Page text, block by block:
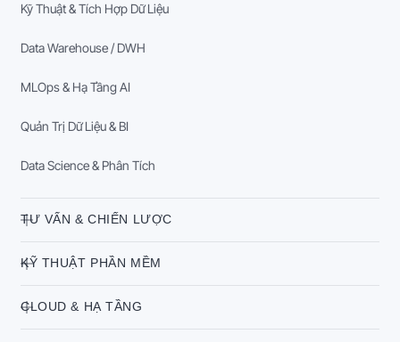
Kỹ Thuật & Tích Hợp Dữ Liệu
Data Warehouse / DWH
MLOps & Hạ Tầng AI
Quản Trị Dữ Liệu & BI
Data Science & Phân Tích
TƯ VẤN & CHIẾN LƯỢC
KỸ THUẬT PHẦN MỀM
CLOUD & HẠ TẦNG